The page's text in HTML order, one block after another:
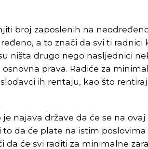
broj zaposlenih na
a to znači da svi ti
ništa drugo nego nasljednici
prava. Radiće za
ih rentaju, kao što
najava države da će se na
to da će plate na istim
da će svi raditi za minimalne